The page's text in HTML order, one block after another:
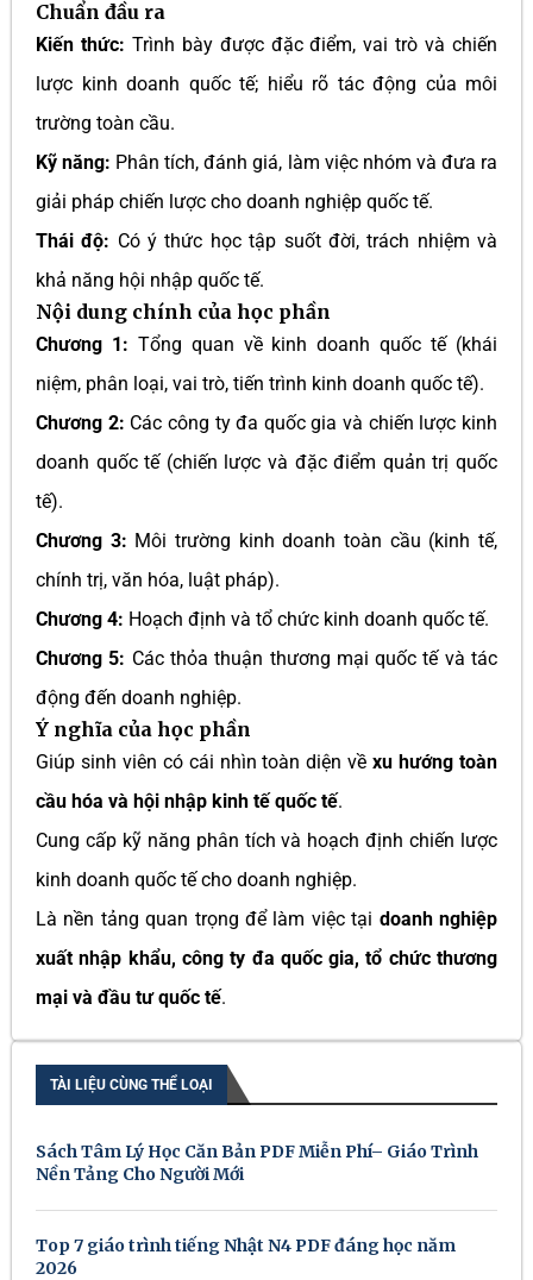
Chuẩn đầu ra
Kiến thức: Trình bày được đặc điểm, vai trò và chiến
lược kinh doanh quốc tế; hiểu rõ tác động của môi
trường toàn cầu.
Kỹ năng: Phân tích, đánh giá, làm việc nhóm và đưa ra
giải pháp chiến lược cho doanh nghiệp quốc tế.
Thái độ: Có ý thức học tập suốt đời, trách nhiệm và
khả năng hội nhập quốc tế.
Nội dung chính của học phần
Chương 1: Tổng quan về kinh doanh quốc tế (khái
niệm, phân loại, vai trò, tiến trình kinh doanh quốc tế).
Chương 2: Các công ty đa quốc gia và chiến lược kinh
doanh quốc tế (chiến lược và đặc điểm quản trị quốc
tế).
Chương 3: Môi trường kinh doanh toàn cầu (kinh tế,
chính trị, văn hóa, luật pháp).
Chương 4: Hoạch định và tổ chức kinh doanh quốc tế.
Chương 5: Các thỏa thuận thương mại quốc tế và tác
động đến doanh nghiệp.
Ý nghĩa của học phần
Giúp sinh viên có cái nhìn toàn diện vềxu hướng toàn
cầu hóa và hội nhập kinh tế quốc tế.
Cung cấp kỹ năng phân tích và hoạch định chiến lược
kinh doanh quốc tế cho doanh nghiệp.
Là nền tảng quan trọng để làm việc tại doanh nghiệp
xuất nhập khẩu, công ty đa quốc gia, tổ chức thương
mại và đầu tư quốc tế.
TÀI LIỆU CÙNG THỂ LOẠI
Sách Tâm Lý Học Căn Bản PDF Miễn Phí– Giáo Trình
Nền Tảng Cho Người Mới
Top 7 giáo trình tiếng Nhật N4 PDF đáng học năm
2026